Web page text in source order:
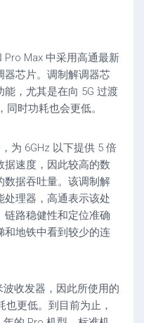
Pro Max 中采用高通最新
器芯片。调制解调器芯
，尤其是在向 5G 过渡
时功耗也会更低。
为 6GHz 以下提供 5 倍
据速度，因此较高的数
数据吞吐量。该调制解
处理器，高通表示该处
链路稳健性和定位准确
和地铁中看到较少的连
收发器，因此所使用的
也更低。到目前为止，